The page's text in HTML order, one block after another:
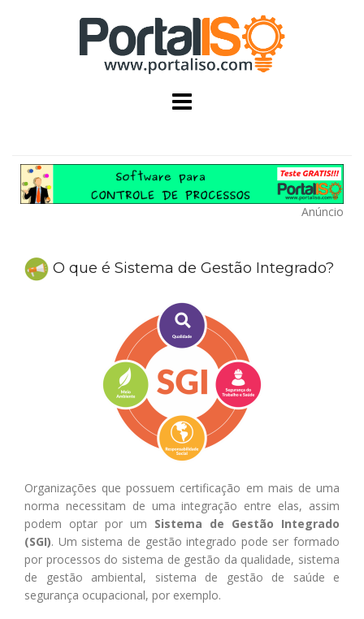
Anúncio
O que é Sistema de Gestão Integrado?
Organizações que possuem certificação em mais de uma
norma necessitam de uma integração entre elas, assim
podem optar por um Sistema de Gestão Integrado
(SGI). Um sistema de gestão integrado pode ser formado
por processos do sistema de gestão da qualidade, sistema
de gestão ambiental, sistema de gestão de saúde e
segurança ocupacional, por exemplo.